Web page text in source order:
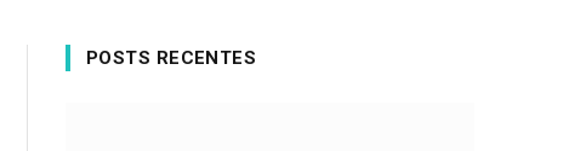
POSTS RECENTES